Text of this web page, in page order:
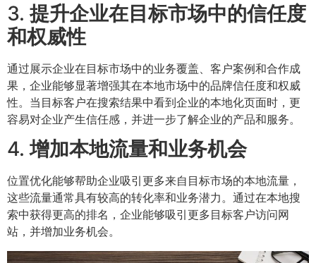
3.提升企业在目标市场中的信任度
和权威性
通过展示企业在目标市场中的业务覆盖、客户案例和合作成
果，企业能够显著增强其在本地市场中的品牌信任度和权威
性。当目标客户在搜索结果中看到企业的本地化页面时，更
容易对企业产生信任感，并进一步了解企业的产品和服务。
4.增加本地流量和业务机会
位置优化能够帮助企业吸引更多来自目标市场的本地流量，
这些流量通常具有较高的转化率和业务潜力。通过在本地搜
索中获得更高的排名，企业能够吸引更多目标客户访问网
站，并增加业务机会。